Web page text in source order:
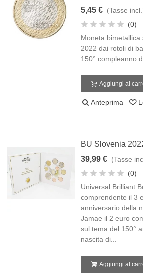
5,45 € (Tasse
(0)
Moneta
2022 dai rotoli di
150° compleanno
Aggiungi al
Anteprima
BU Slovenia
39,99 € (Tasse
(0)
Universal Brilliant
comprendente il 3
anniversario della
Jamae il 2 euro
sul tema del 150°
nascita di...
Aggiungi al